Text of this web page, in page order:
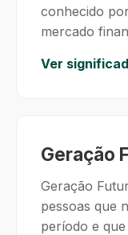
conhecido
mercado
Ver
Geração
Geração
pessoas que
período e